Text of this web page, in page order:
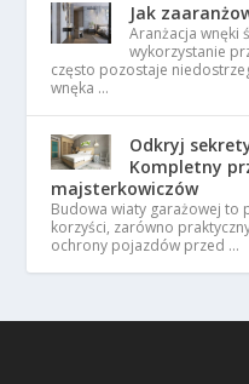
Jak
Aranżacja wnęki
wykorzystanie
często pozostaje
wnęka …
Odkryj
Kompletny
majsterkowiczów
Budowa wiaty garażowej to
korzyści, zarówno
ochrony pojazdów przed …